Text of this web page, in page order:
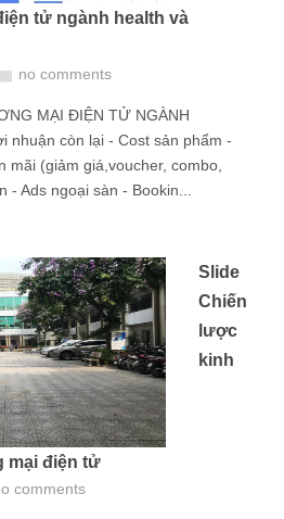
tử ngành health và
no comments
MẠI ĐIỆN TỬ NGÀNH
nhuận còn lại - Cost sản phẩm -
mãi (giảm giá,voucher, combo,
- Ads ngoại sàn - Bookin...
Slide
Chiến
lược
kinh
mại điện tử
comments